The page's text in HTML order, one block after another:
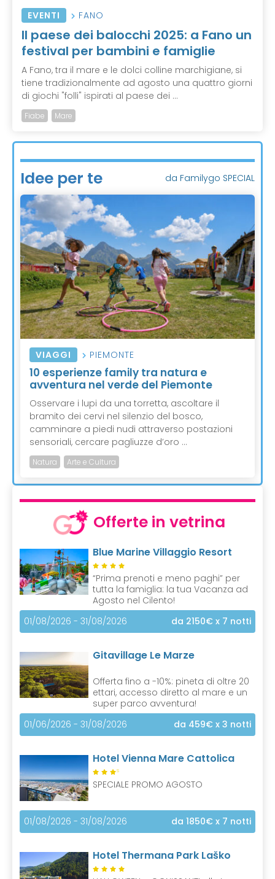
EVENTI FANO
Il paese dei balocchi 2025: a Fano un
festival per bambini e famiglie
A Fano, tra il mare e le dolci colline marchigiane, si
tiene tradizionalmente ad agosto una quattro giorni
di giochi "folli" ispirati al paese dei ...
Fiabe Mare
Idee per te da Familygo SPECIAL
VIAGGI PIEMONTE
10 esperienze family tra natura e
avventura nel verde del Piemonte
Osservare i lupi da una torretta, ascoltare il
bramito dei cervi nel silenzio del bosco,
camminare a piedi nudi attraverso postazioni
sensoriali, cercare pagliuzze d’oro ...
Natura Arte e Cultura
Offerte in vetrina
Blue Marine Villaggio Resort
“Prima prenoti e meno paghi” per
tutta la famiglia: la tua Vacanza ad
Agosto nel Cilento!
01/08/2026 - 31/08/2026
da 2150€ x 7 notti
Gitavillage Le Marze
Offerta fino a -10%: pineta di oltre 20
ettari, accesso diretto al mare e un
super parco avventura!
01/06/2026 - 31/08/2026
da 459€ x 3 notti
Hotel Vienna Mare Cattolica
S
SPECIALE PROMO AGOSTO
01/08/2026 - 31/08/2026 da 1850€ x 7 notti
Hotel Thermana Park Laško